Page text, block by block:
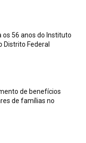
os 56 anos do Instituto
Distrito Federal
de benefícios
de famílias no